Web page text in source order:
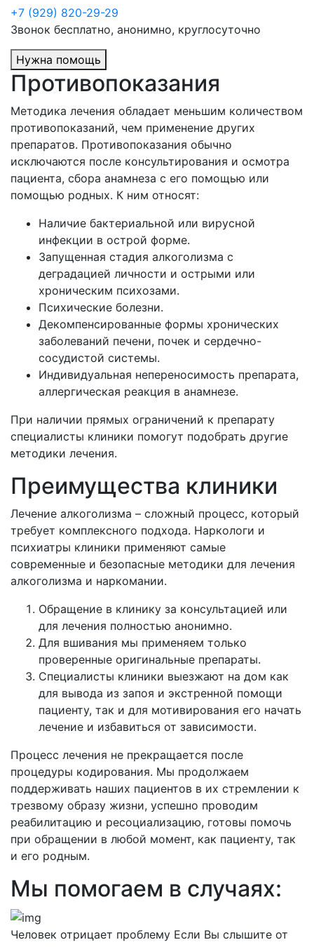
+7 (929) 820-29-29
Звонок бесплатно, анонимно, круглосуточно
Нужна помощь
Противопоказания
Методика лечения обладает меньшим количеством
противопоказаний, чем применение других
препаратов. Противопоказания обычно
исключаются после консультирования и осмотра
пациента, сбора анамнеза с его помощью или
помощью родных. К ним относят:
Наличие бактериальной или вирусной
инфекции в острой форме.
Запущенная стадия алкоголизма с
деградацией личности и острыми или
хроническим психозами.
Психические болезни.
Декомпенсированные формы хронических
заболеваний печени, почек и сердечно-
сосудистой системы.
Индивидуальная непереносимость препарата,
аллергическая реакция в анамнезе.
При наличии прямых ограничений к препарату
специалисты клиники помогут подобрать другие
методики лечения.
Преимущества клиники
Лечение алкоголизма – сложный процесс, который
требует комплексного подхода. Наркологи и
психиатры клиники применяют самые
современные и безопасные методики для лечения
алкоголизма и наркомании.
Обращение в клинику за консультацией или
для лечения полностью анонимно.
Для вшивания мы применяем только
проверенные оригинальные препараты.
Специалисты клиники выезжают на дом как
для вывода из запоя и экстренной помощи
пациенту, так и для мотивирования его начать
лечение и избавиться от зависимости.
Процесс лечения не прекращается после
процедуры кодирования. Мы продолжаем
поддерживать наших пациентов в их стремлении к
трезвому образу жизни, успешно проводим
реабилитацию и ресоциализацию, готовы помочь
при обращении в любой момент, как пациенту, так
и его родным.
Мы помогаем в случаях:
Человек отрицает проблему Если Вы слышите от